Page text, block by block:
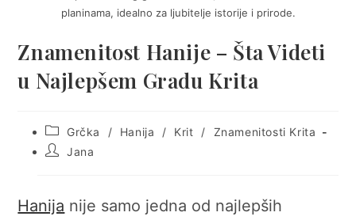
planinama, idealno za ljubitelje istorije i prirode.
Znamenitost Hanije – Šta Videti
u Najlepšem Gradu Krita
Post
category:
Grčka / Hanija / Krit /
Znamenitosti Krita
Post Jana
Hanija nije samo jedna od najlepših